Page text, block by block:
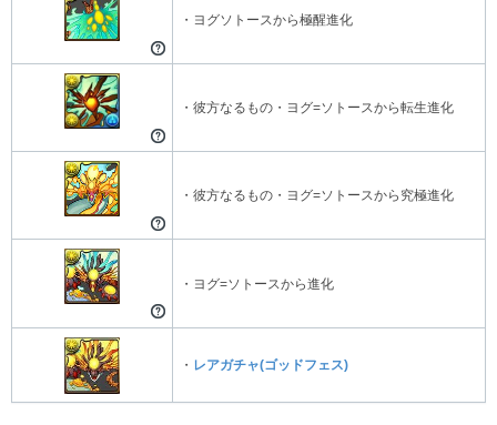
・ヨグソトースから極醒進化
・彼方なるもの・ヨグ=ソトースから転生進化
・彼方なるもの・ヨグ=ソトースから究極進化
・ヨグ=ソトースから進化
・ レアガチャ(ゴッドフェス)